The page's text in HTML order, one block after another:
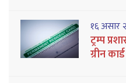
१६ असार
ट्रम्प
ग्रीन